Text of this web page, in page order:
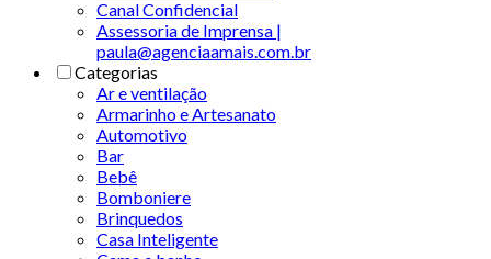
Canal Confidencial
Assessoria de Imprensa |
paula@agenciaamais.com.br
Categorias
Ar e ventilação
Armarinho e Artesanato
Automotivo
Bar
Bebê
Bomboniere
Brinquedos
Casa Inteligente